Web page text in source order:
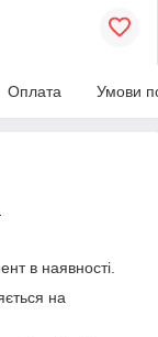
Оплата Умови
в наявності.
на